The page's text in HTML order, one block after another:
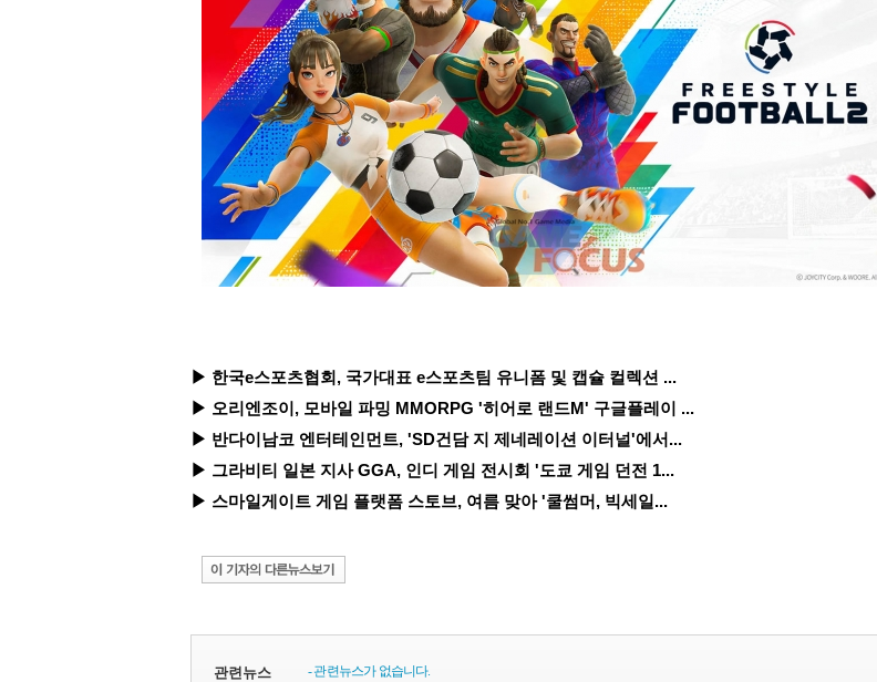
▶ 한국e스포츠협회, 국가대표 e스포츠팀 유니폼 및 캡슐 컬렉션 ...
▶ 오리엔조이, 모바일 파밍 MMORPG '히어로 랜드M' 구글플레이 ...
▶ 반다이남코 엔터테인먼트, 'SD건담 지 제네레이션 이터널'에서...
▶ 그라비티 일본 지사 GGA, 인디 게임 전시회 '도쿄 게임 던전 1...
▶ 스마일게이트 게임 플랫폼 스토브, 여름 맞아 '쿨썸머, 빅세일...
관련뉴스 - 관련뉴스가 없습니다.